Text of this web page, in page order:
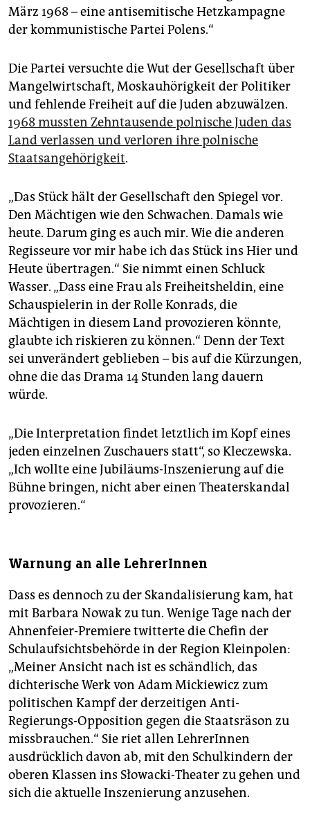
März 1968 – eine antisemitische Hetzkampagne
der kommunistische Partei Polens.“
Die Partei versuchte die Wut der Gesellschaft über
Mangelwirtschaft, Moskauhörigkeit der Politiker
und fehlende Freiheit auf die Juden abzuwälzen.
1968 mussten Zehntausende polnische Juden das
Land verlassen und verloren ihre polnische
Staatsangehörigkeit.
„Das Stück hält der Gesellschaft den Spiegel vor.
Den Mächtigen wie den Schwachen. Damals wie
heute. Darum ging es auch mir. Wie die anderen
Regisseure vor mir habe ich das Stück ins Hier und
Heute übertragen.“ Sie nimmt einen Schluck
Wasser. „Dass eine Frau als Freiheitsheldin, eine
Schauspielerin in der Rolle Konrads, die
Mächtigen in diesem Land provozieren könnte,
glaubte ich riskieren zu können.“ Denn der Text
sei unverändert geblieben – bis auf die Kürzungen,
ohne die das Drama 14 Stunden lang dauern
würde.
„Die Interpretation findet letztlich im Kopf eines
jeden einzelnen Zuschauers statt“, so Kleczewska.
„Ich wollte eine Jubiläums-Inszenierung auf die
Bühne bringen, nicht aber einen Theaterskandal
provozieren.“
Warnung an alle LehrerInnen
Dass es dennoch zu der Skandalisierung kam, hat
mit Barbara Nowak zu tun. Wenige Tage nach der
Ahnenfeier-Premiere twitterte die Chefin der
Schulaufsichtsbehörde in der Region Kleinpolen:
„Meiner Ansicht nach ist es schändlich, das
dichterische Werk von Adam Mickiewicz zum
politischen Kampf der derzeitigen Anti-
Regierungs-Opposition gegen die Staatsräson zu
missbrauchen.“ Sie riet allen LehrerInnen
ausdrücklich davon ab, mit den Schulkindern der
oberen Klassen ins Słowacki-Theater zu gehen und
sich die aktuelle Inszenierung anzusehen.